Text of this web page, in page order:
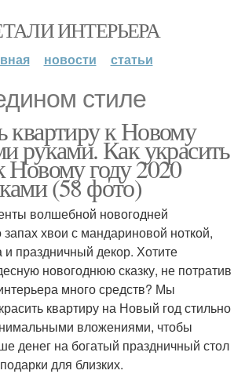
ИНТЕРЬЕРА
новости статьи
стиле
квартиру к Новому
руками. Как украсить
Новому году 2020
(58 фото)
волшебной новогодней
хвои с мандариновой ноткой,
праздничный декор. Хотите
новогоднюю сказку, не потратив
много средств? Мы
квартиру на Новый год стильно
вложениями, чтобы
денег на богатый праздничный стол
для близких.